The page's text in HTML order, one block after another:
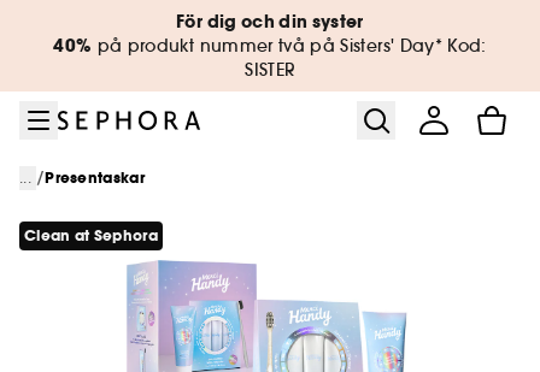
Gå till huvudinnehålletFör dig och din syster
40% på produkt nummer två på Sisters' Day* Kod:
SISTER
... /Presentaskar
Clean at Sephora